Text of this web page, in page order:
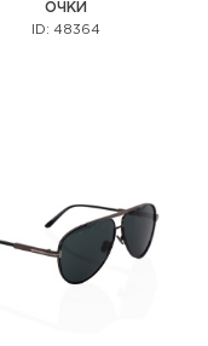
ОЧКИ
ID: 48364